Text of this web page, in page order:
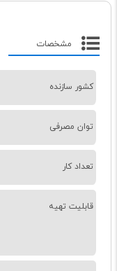
مشخصات
کشور سازنده
توان مصرفی
تعداد کار
قابلیت تهیه